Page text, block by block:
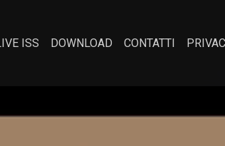
ISS DOWNLOAD CONTATTI